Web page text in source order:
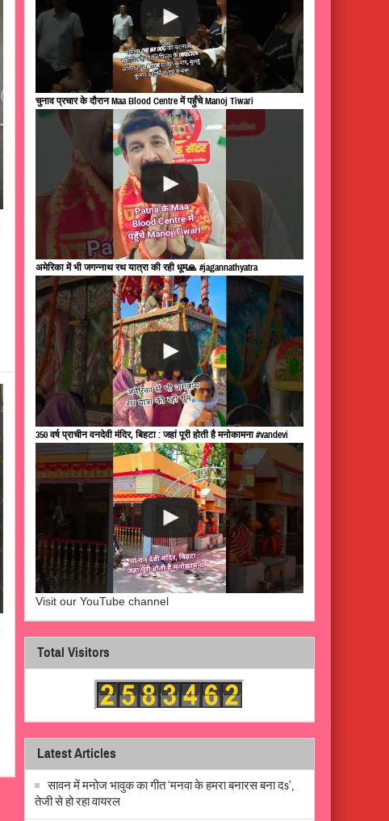
चुनाव प्रचार के दौरान Maa Blood Centre में पहुँचे Manoj Tiwari
अमेरिका में भी जगन्नाथ रथ यात्रा की रही धूम🙏 #jagannathyatra
350 वर्ष प्राचीन वनदेवी मंदिर, बिहटा : जहां पूरी होती है मनोकामना #vandevi
Visit our YouTube channel
Total Visitors
Latest Articles
सावन में मनोज भावुक का गीत ‘मनवा के हमरा बनारस बना दs’,
तेजी से हो रहा वायरल